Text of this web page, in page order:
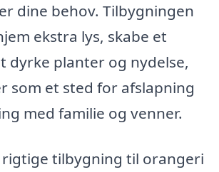
dine behov. Tilbygningen
ekstra lys, skabe et
dyrke planter og nydelse,
som et sted for afslapning
med familie og venner.
rigtige tilbygning til orangeri